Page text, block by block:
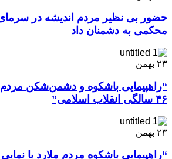
حضور بی نظیر مردم اندیشه در سرمای
محکمی به دشمنان داد
۲۳ بهمن
“راهپیمایی باشکوه و دشمن‌شکن
۴۶ سالگی انقلاب اسلامی”
۲۳ بهمن
“راهپیمایی باشکوه مردم ملارد با نمایی